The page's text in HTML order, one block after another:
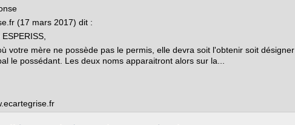
(17 mars 2017) dit :
votre mère ne possède pas le permis, elle devra soit l'obtenir soit désigner
le possédant. Les deux noms apparaitront alors sur la...